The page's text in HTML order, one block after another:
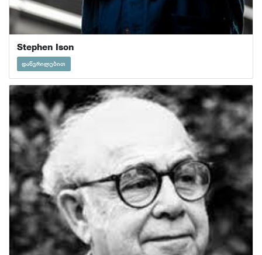
Stephen Ison
დაწვრილებით